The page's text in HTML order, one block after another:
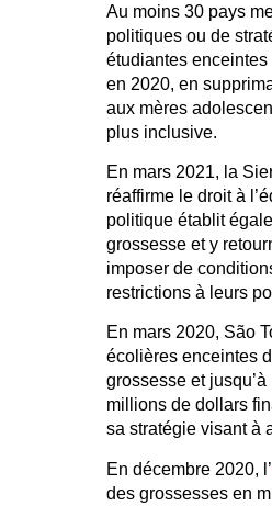
Au moins 30 pays
politiques ou de
étudiantes
en 2020, en
aux mères
plus inclusive.
En mars 2021, la
réaffirme le droit à
politique établit
grossesse et y
imposer de
restrictions à leurs
En mars 2020, São
écolières enceintes
grossesse et
millions de dollars
sa stratégie visant à
En décembre 2020, l’
des grossesses en